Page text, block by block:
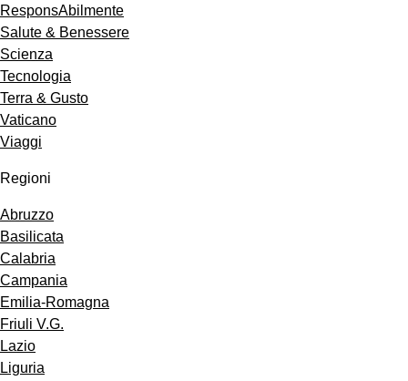
ResponsAbilmente
Salute & Benessere
Scienza
Tecnologia
Terra & Gusto
Vaticano
Viaggi
Regioni
Abruzzo
Basilicata
Calabria
Campania
Emilia-Romagna
Friuli V.G.
Lazio
Liguria